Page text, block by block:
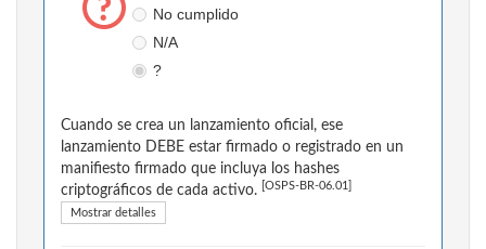
No cumplido
N/A
?
Cuando se crea un lanzamiento oficial, ese
lanzamiento DEBE estar firmado o registrado en un
manifiesto firmado que incluya los hashes
criptográficos de cada activo.
[OSPS-BR-06.01]
Mostrar detalles